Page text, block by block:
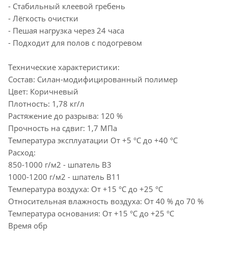
- Стабильный клеевой гребень
- Лёгкость очистки
- Пешая нагрузка через 24 часа
- Подходит для полов с подогревом
Технические характеристики:
Состав: Силан-модифицированный полимер
Цвет: Коричневый
Плотность: 1,78 кг/л
Растяжение до разрыва: 120 %
Прочность на сдвиг: 1,7 МПа
Температура эксплуатации От +5 °C до +40 °C
Расход:
850-1000 г/м2 - шпатель В3
1000-1200 г/м2 - шпатель В11
Температура воздуха: От +15 °C до +25 °C
Относительная влажность воздуха: От 40 % до 70 %
Температура основания: От +15 °С до +25 °С
Время обр